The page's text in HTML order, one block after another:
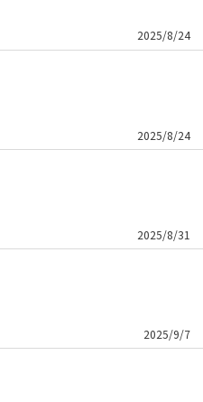
2025/8/24
2025/8/24
2025/8/31
2025/9/7